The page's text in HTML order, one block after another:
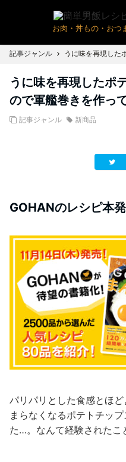
お肉・丼もの・おつ
記事ジャンル
うに味を再現したポ
ので軍艦巻きを作っ
記事ジャンル 新商品
GOHANのレシピ本発
パリパリとした食感とほ
まらなくなるポテトチッ
た…。なんて経験されたこ